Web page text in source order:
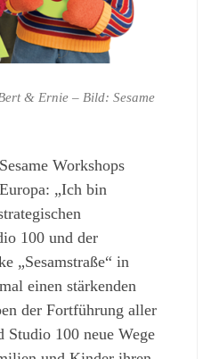
& Ernie – Bild: Sesame
Workshops
„Ich bin
100 und der
„Sesamstraße“ in
einen stärkenden
der Fortführung aller
100 neue Wege